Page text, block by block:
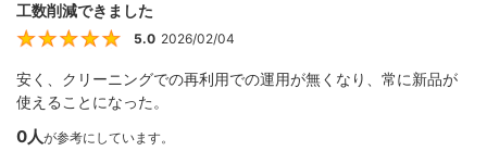
工数削減できました
5
5.0 2026/02/04
安く、クリーニングでの再利用での運用が無くなり、常に新品が
使えることになった。
0人が参考にしています。